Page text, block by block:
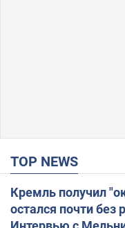
TOP NEWS
Кремль получил
остался почти без